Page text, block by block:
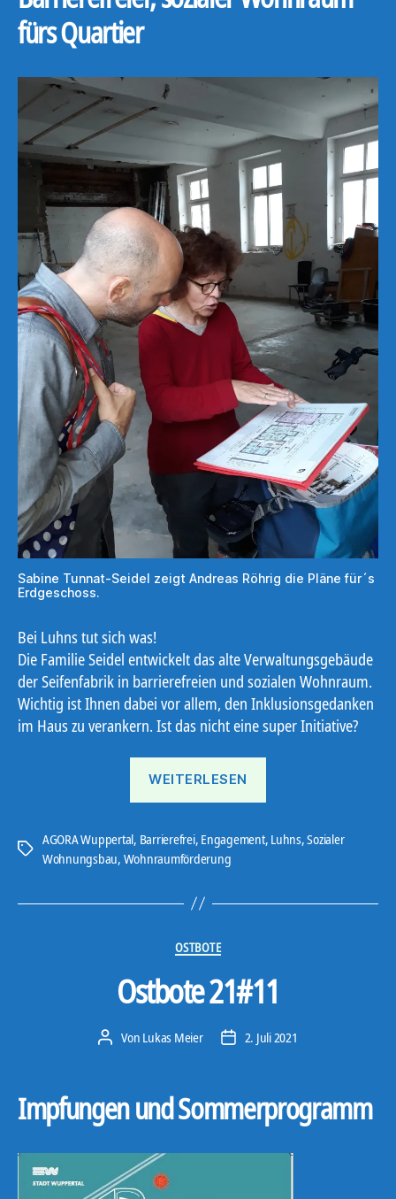
fürs Quartier
Sabine Tunnat-Seidel zeigt Andreas Röhrig die Pläne für´s
Erdgeschoss.
Bei Luhns tut sich was!
Die Familie Seidel entwickelt das alte Verwaltungsgebäude
der Seifenfabrik in barrierefreien und sozialen Wohnraum.
Wichtig ist Ihnen dabei vor allem, den Inklusionsgedanken
im Haus zu verankern. Ist das nicht eine super Initiative?
WEITERLESEN
Schlagwörter
AGORA Wuppertal, Barrierefrei, Engagement, Luhns,Sozialer
Wohnungsbau, Wohnraumförderung
Kategorien
OSTBOTE
Ostbote 21#11
Beitragsautor
Von Lukas Meier Veröffentlichungsdatum
2. Juli 2021
Impfungen und Sommerprogramm